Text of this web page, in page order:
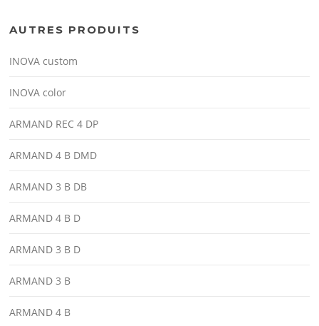
AUTRES PRODUITS
INOVA custom
INOVA color
ARMAND REC 4 DP
ARMAND 4 B DMD
ARMAND 3 B DB
ARMAND 4 B D
ARMAND 3 B D
ARMAND 3 B
ARMAND 4 B